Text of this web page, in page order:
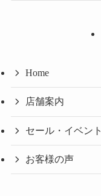
Home
店舗案内
セール・イベント
お客様の声